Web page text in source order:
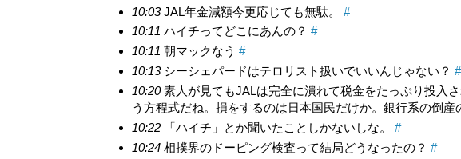
10:03JAL年金減額今更応じても無駄。 #
10:11 ハイチってどこにあんの？ #
10:11 朝マックなう #
10:13シーシェパードはテロリスト扱いでいいんじゃない？ #
10:20素人が見てもJALは完全に潰れて税金をたっぷり投入
う方程式だね。損をするのは日本国民だけか。銀行系の倒
10:22「ハイチ」とか聞いたことしかないしな。 #
10:24相撲界のドーピング検査って結局どうなったの？ #